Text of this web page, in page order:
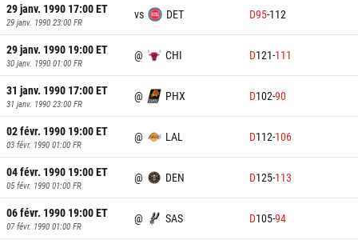
29 janv. 1990 17:00ET
29 janv. 1990 23:00 FR
vs DET D95-112
29 janv. 1990 19:00ET
30 janv. 1990 01:00 FR
@ CHI D121-111
31 janv. 1990 17:00ET
31 janv. 1990 23:00 FR
@ PHX D102-90
02 févr. 1990 19:00ET
03 févr. 1990 01:00 FR
@ LAL D112-106
04 févr. 1990 19:00ET
05 févr. 1990 01:00 FR
@ DEN D125-113
06 févr. 1990 19:00ET
07 févr. 1990 01:00 FR
@ SAS D105-94